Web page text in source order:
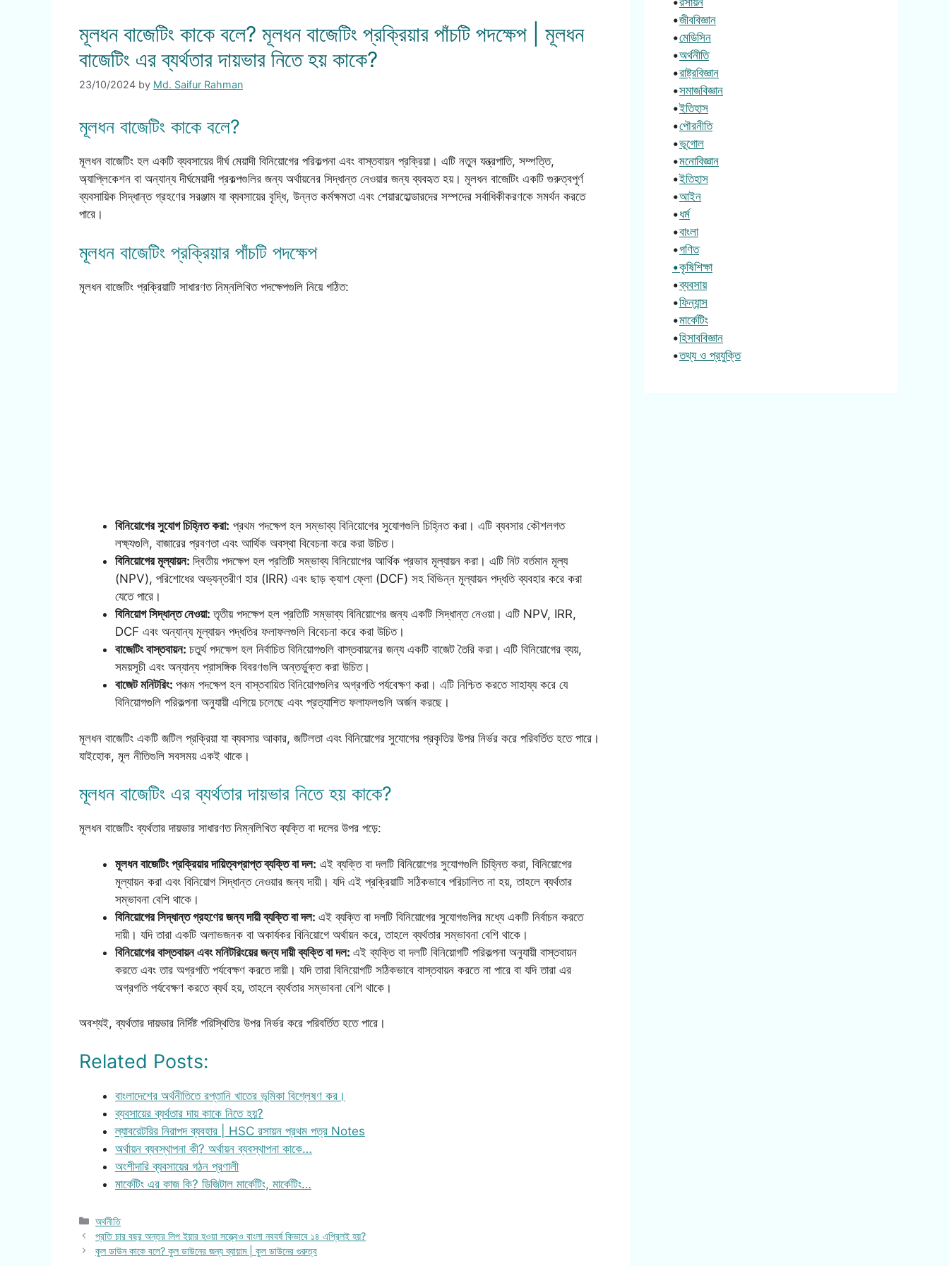
মূলধন বাজেটিং কাকে বলে? মূলধন বাজেটিং প্রক্রিয়ার পাঁচটি পদক্ষেপ | মূলধন
বাজেটিং এর ব্যর্থতার দায়ভার নিতে হয় কাকে?
23/10/2024 by Md. Saifur Rahman
মূলধন বাজেটিং কাকে বলে?
মূলধন বাজেটিং হল একটি ব্যবসায়ের দীর্ঘ মেয়াদী বিনিয়োগের পরিকল্পনা এবং বাস্তবায়ন প্রক্রিয়া। এটি নতুন যন্ত্রপাতি, সম্পত্তি,
অ্যাপ্লিকেশন বা অন্যান্য দীর্ঘমেয়াদী প্রকল্পগুলির জন্য অর্থায়নের সিদ্ধান্ত নেওয়ার জন্য ব্যবহৃত হয়। মূলধন বাজেটিং একটি গুরুত্বপূর্ণ
ব্যবসায়িক সিদ্ধান্ত গ্রহণের সরঞ্জাম যা ব্যবসায়ের বৃদ্ধি, উন্নত কর্মক্ষমতা এবং শেয়ারহোল্ডারদের সম্পদের সর্বাধিকীকরণকে সমর্থন করতে
পারে।
মূলধন বাজেটিং প্রক্রিয়ার পাঁচটি পদক্ষেপ
মূলধন বাজেটিং প্রক্রিয়াটি সাধারণত নিম্নলিখিত পদক্ষেপগুলি নিয়ে গঠিত:
বিনিয়োগের সুযোগ চিহ্নিত করা: প্রথম পদক্ষেপ হল সম্ভাব্য বিনিয়োগের সুযোগগুলি চিহ্নিত করা। এটি ব্যবসার কৌশলগত
লক্ষ্যগুলি, বাজারের প্রবণতা এবং আর্থিক অবস্থা বিবেচনা করে করা উচিত।
বিনিয়োগের মূল্যায়ন: দ্বিতীয় পদক্ষেপ হল প্রতিটি সম্ভাব্য বিনিয়োগের আর্থিক প্রভাব মূল্যায়ন করা। এটি নিট বর্তমান মূল্য
(NPV), পরিশোধের অভ্যন্তরীণ হার (IRR) এবং ছাড় ক্যাশ ফ্লো (DCF) সহ বিভিন্ন মূল্যায়ন পদ্ধতি ব্যবহার করে করা
যেতে পারে।
বিনিয়োগ সিদ্ধান্ত নেওয়া:তৃতীয় পদক্ষেপ হল প্রতিটি সম্ভাব্য বিনিয়োগের জন্য একটি সিদ্ধান্ত নেওয়া। এটি NPV, IRR,
DCF এবং অন্যান্য মূল্যায়ন পদ্ধতির ফলাফলগুলি বিবেচনা করে করা উচিত।
বাজেটিং বাস্তবায়ন: চতুর্থ পদক্ষেপ হল নির্বাচিত বিনিয়োগগুলি বাস্তবায়নের জন্য একটি বাজেট তৈরি করা। এটি বিনিয়োগের ব্যয়,
সময়সূচী এবং অন্যান্য প্রাসঙ্গিক বিবরণগুলি অন্তর্ভুক্ত করা উচিত।
বাজেট মনিটরিং: পঞ্চম পদক্ষেপ হল বাস্তবায়িত বিনিয়োগগুলির অগ্রগতি পর্যবেক্ষণ করা। এটি নিশ্চিত করতে সাহায্য করে যে
বিনিয়োগগুলি পরিকল্পনা অনুযায়ী এগিয়ে চলেছে এবং প্রত্যাশিত ফলাফলগুলি অর্জন করছে।
মূলধন বাজেটিং একটি জটিল প্রক্রিয়া যা ব্যবসার আকার, জটিলতা এবং বিনিয়োগের সুযোগের প্রকৃতির উপর নির্ভর করে পরিবর্তিত হতে পারে।
যাইহোক, মূল নীতিগুলি সবসময় একই থাকে।
মূলধন বাজেটিং এর ব্যর্থতার দায়ভার নিতে হয় কাকে?
মূলধন বাজেটিং ব্যর্থতার দায়ভার সাধারণত নিম্নলিখিত ব্যক্তি বা দলের উপর পড়ে:
মূলধন বাজেটিং প্রক্রিয়ার দায়িত্বপ্রাপ্ত ব্যক্তি বা দল: এই ব্যক্তি বা দলটি বিনিয়োগের সুযোগগুলি চিহ্নিত করা, বিনিয়োগের
মূল্যায়ন করা এবং বিনিয়োগ সিদ্ধান্ত নেওয়ার জন্য দায়ী। যদি এই প্রক্রিয়াটি সঠিকভাবে পরিচালিত না হয়, তাহলে ব্যর্থতার
সম্ভাবনা বেশি থাকে।
বিনিয়োগের সিদ্ধান্ত গ্রহণের জন্য দায়ী ব্যক্তি বা দল: এই ব্যক্তি বা দলটি বিনিয়োগের সুযোগগুলির মধ্যে একটি নির্বাচন করতে
দায়ী। যদি তারা একটি অলাভজনক বা অকার্যকর বিনিয়োগে অর্থায়ন করে, তাহলে ব্যর্থতার সম্ভাবনা বেশি থাকে।
বিনিয়োগের বাস্তবায়ন এবং মনিটরিংয়ের জন্য দায়ী ব্যক্তি বা দল: এই ব্যক্তি বা দলটি বিনিয়োগটি পরিকল্পনা অনুযায়ী বাস্তবায়ন
করতে এবং তার অগ্রগতি পর্যবেক্ষণ করতে দায়ী। যদি তারা বিনিয়োগটি সঠিকভাবে বাস্তবায়ন করতে না পারে বা যদি তারা এর
অগ্রগতি পর্যবেক্ষণ করতে ব্যর্থ হয়, তাহলে ব্যর্থতার সম্ভাবনা বেশি থাকে।
অবশ্যই, ব্যর্থতার দায়ভার নির্দিষ্ট পরিস্থিতির উপর নির্ভর করে পরিবর্তিত হতে পারে।
Related Posts:
বাংলাদেশের অর্থনীতিতে রপ্তানি খাতের ভূমিকা বিশ্লেষণ কর।
ব্যবসায়ের ব্যর্থতার দায় কাকে নিতে হয়?
ল্যাবরেটরির নিরাপদ ব্যবহার | HSC রসায়ন প্রথম পত্র Notes
অর্থায়ন ব্যবস্থাপনা কী? অর্থায়ন ব্যবস্থাপনা কাকে…
অংশীদারি ব্যবসায়ের গঠন প্রণালী
মার্কেটিং এর কাজ কি? ডিজিটাল মার্কেটিং, মার্কেটিং…
Categories
অর্থনীতি
প্রতি চার বছর অন্তর লিপ ইয়ার হওয়া সত্ত্বেও বাংলা নববর্ষ কিভাবে ১৪ এপ্রিলই হয়?
কুল ডাউন কাকে বলে? কুল ডাউনের জন্য ব্যায়াম | কুল ডাউনের গুরুত্ব
•জীববিজ্ঞান
•মেডিসিন
•অর্থনীতি
•রাষ্ট্রবিজ্ঞান
•সমাজবিজ্ঞান
•ইতিহাস
•পৌরনীতি
•ভূগোল
•মনোবিজ্ঞান
•ইতিহাস
•আইন
•ধর্ম
•বাংলা
•গণিত
•কৃষিশিক্ষা
•ব্যবসায়
•ফিন্যান্স
•মার্কেটিং
•হিসাববিজ্ঞান
•তথ্য ও প্রযুক্তি